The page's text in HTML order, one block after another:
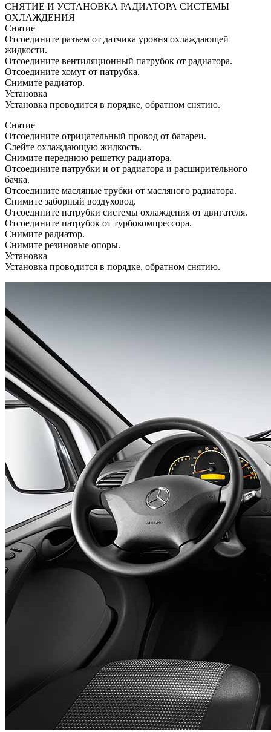
СНЯТИЕ И УСТАНОВКА РАДИАТОРА СИСТЕМЫ
ОХЛАЖДЕНИЯ
Снятие
Отсоедините разъем от датчика уровня охлаждающей
жидкости.
Отсоедините вентиляционный патрубок от радиатора.
Отсоедините хомут от патрубка.
Снимите радиатор.
Установка
Установка проводится в порядке, обратном снятию.
Снятие
Отсоедините отрицательный провод от батареи.
Слейте охлаждающую жидкость.
Снимите переднюю решетку радиатора.
Отсоедините патрубки и от радиатора и расширительного
бачка.
Отсоедините масляные трубки от масляного радиатора.
Снимите заборный воздуховод.
Отсоедините патрубки системы охлаждения от двигателя.
Отсоедините патрубок от турбокомпрессора.
Снимите радиатор.
Снимите резиновые опоры.
Установка
Установка проводится в порядке, обратном снятию.